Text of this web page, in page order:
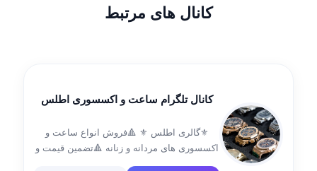
کانال های مرتبط
کانال تلگرام ساعت و اکسسوری اطلس
⚜️گالری اطلس ⚜️ 🔺فروش انواع ساعت و
اکسسوری های مردانه و زنانه 🔺تضمین قیمت و